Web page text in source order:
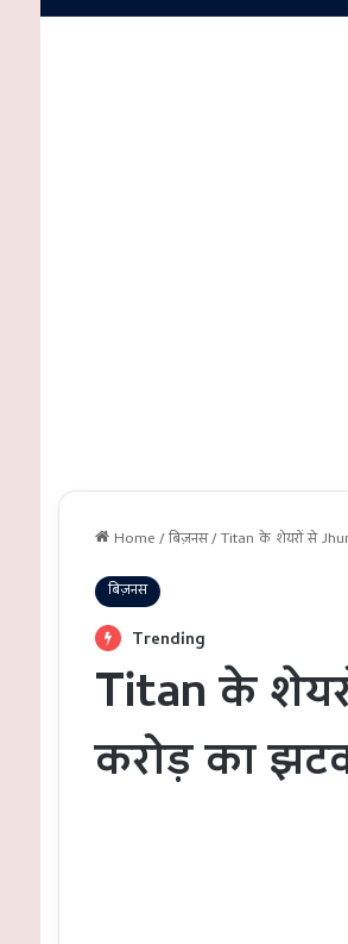
Home/बिज़नस/Titan के शेयरों से
बिज़नस
Trending
Titan के
करोड़ का